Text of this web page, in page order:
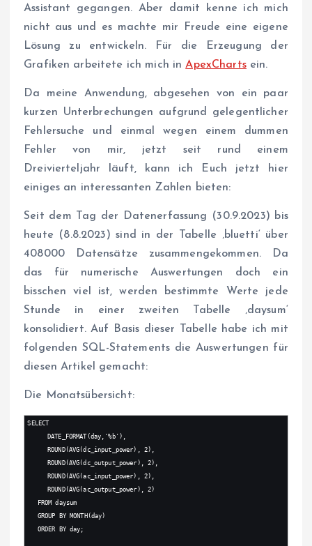
Assistant gegangen. Aber damit kenne ich mich
nicht aus und es machte mir Freude eine eigene
Lösung zu entwickeln. Für die Erzeugung der
Grafiken arbeitete ich mich inApexChartsein.
Da meine Anwendung, abgesehen von ein paar
kurzen Unterbrechungen aufgrund gelegentlicher
Fehlersuche und einmal wegen einem dummen
Fehler von mir, jetzt seit rund einem
Dreivierteljahr läuft, kann ich Euch jetzt hier
einiges an interessanten Zahlen bieten:
Seit dem Tag der Datenerfassung (30.9.2023) bis
heute (8.8.2023) sind in der Tabelle ‚bluetti‘ über
408000 Datensätze zusammengekommen. Da
das für numerische Auswertungen doch ein
bisschen viel ist, werden bestimmte Werte jede
Stunde in einer zweiten Tabelle ‚daysum‘
konsolidiert. Auf Basis dieser Tabelle habe ich mit
folgenden SQL-Statements die Auswertungen für
diesen Artikel gemacht:
Die Monatsübersicht:
SELECT
DATE_FORMAT(day,'%b'),
ROUND(AVG(dc_input_power), 2),
ROUND(AVG(dc_output_power), 2),
ROUND(AVG(ac_input_power), 2),
ROUND(AVG(ac_output_power), 2)
FROM daysum
GROUP BY MONTH(day)
ORDER BY day;